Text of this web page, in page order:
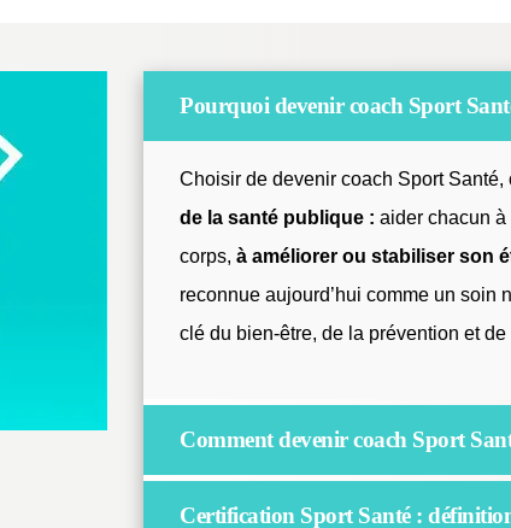
Pourquoi devenir coach Sport
Choisir de devenir coach Sport Santé,
de la santé publique : aider chacun à
corps, à améliorer ou stabiliser son
reconnue aujourd’hui comme un soin
clé du bien-être, de la prévention et
Comment devenir coach Sport
Certification Sport Santé :